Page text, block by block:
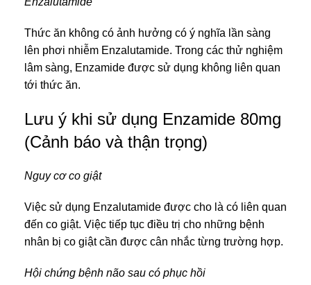
Thức ăn không có ảnh hưởng có ý nghĩa lần sàng
lên phơi nhiễm Enzalutamide. Trong các thử nghiệm
lâm sàng, Enzamide được sử dụng không liên quan
tới thức ăn.
Lưu ý khi sử dụng Enzamide 80mg
(Cảnh báo và thận trọng)
Nguy cơ co giật
Việc sử dụng Enzalutamide được cho là có liên quan
đến co giật. Việc tiếp tục điều trị cho những bệnh
nhân bị co giật cần được cân nhắc từng trường hợp.
Hội chứng bệnh não sau có phục hồi